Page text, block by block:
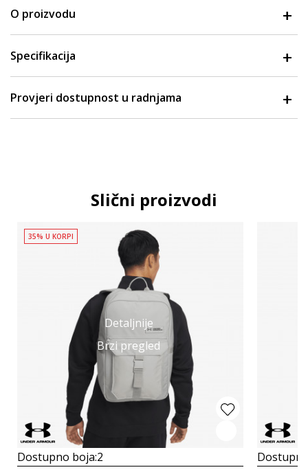
O proizvodu
Specifikacija
Provjeri dostupnost u radnjama
Slični proizvodi
Detaljnije
Brzi pregled
35% U KORPI
Dostupno boja:2